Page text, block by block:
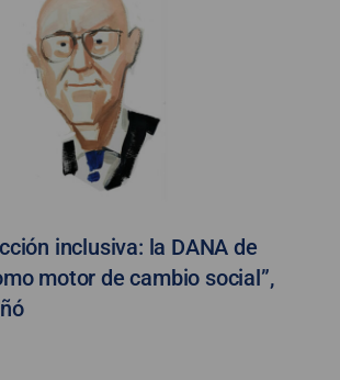
inclusiva: la DANA de
motor de cambio social”,